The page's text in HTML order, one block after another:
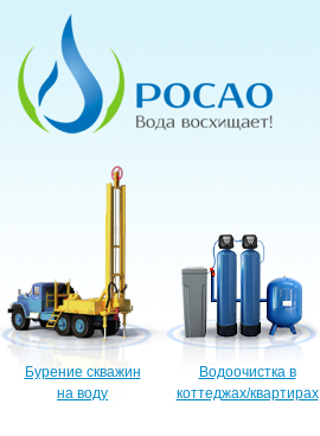
Бурение скважин
на воду
Водоочистка в
коттеджах/квартирах